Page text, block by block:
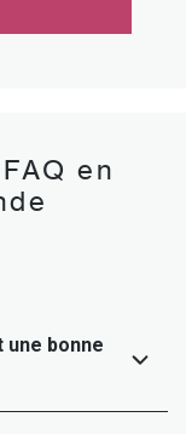
en
une bonne